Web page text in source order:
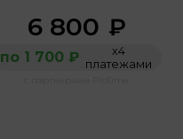
6 800 ₽
по 1 700 ₽
х4
платежами